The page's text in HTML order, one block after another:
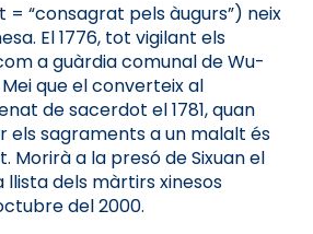
= “consagrat pels àugurs”) neix
El 1776, tot vigilant els
a guàrdia comunal de Wu-
Mei que el converteix al
de sacerdot el 1781, quan
els sagraments a un malalt és
a la presó de Sixuan el
llista dels màrtirs xinesos
del 2000.